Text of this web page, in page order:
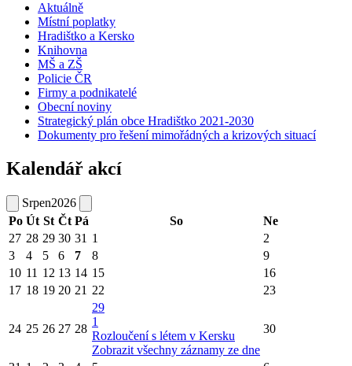
Aktuálně
Místní poplatky
Hradištko a Kersko
Knihovna
MŠ a ZŠ
Policie ČR
Firmy a podnikatelé
Obecní noviny
Strategický plán obce Hradištko 2021-2030
Dokumenty pro řešení mimořádných a krizových situací
Kalendář akcí
Srpen2026
Po Út St Čt Pá So
Ne
27 28 29 30 31 1
2
3
4 5 6 7 8
9
10 11 12 13 14 15
16
17 18 19 20 21 22 23
24 25 26 27 28
29
1
Rozloučení s létem v Kersku
Zobrazit všechny záznamy ze dne
30